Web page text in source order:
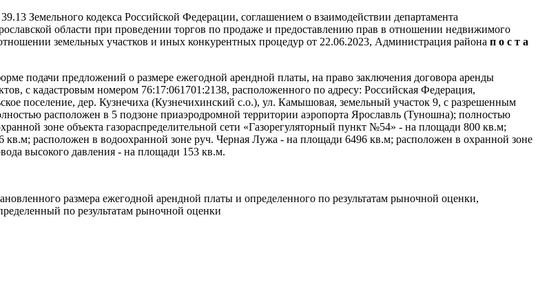
Земельного кодекса Российской Федерации, соглашением о взаимодействии департамента
области при проведении торгов по продаже и предоставлению прав в отношении недвижимого
земельных участков и иных конкурентных процедур от 22.06.2023, Администрация района п о с т а
подачи предложений о размере ежегодной арендной платы, на право заключения договора аренды
с кадастровым номером 76:17:061701:2138, расположенного по адресу: Российская Федерация,
поселение, дер. Кузнечиха (Кузнечихинский с.о.), ул. Камышовая, земельный участок 9, с разрешенным
расположен в 5 подзоне приаэродромной территории аэропорта Ярославль (Туношна); полностью
зоне объекта газораспределительной сети «Газорегуляторный пункт №54» - на площади 800 кв.м;
расположен в водоохранной зоне руч. Черная Лужа - на площади 6496 кв.м; расположен в охранной зоне
высокого давления - на площади 153 кв.м.
размера ежегодной арендной платы и определенного по результатам рыночной оценки,
по результатам рыночной оценки